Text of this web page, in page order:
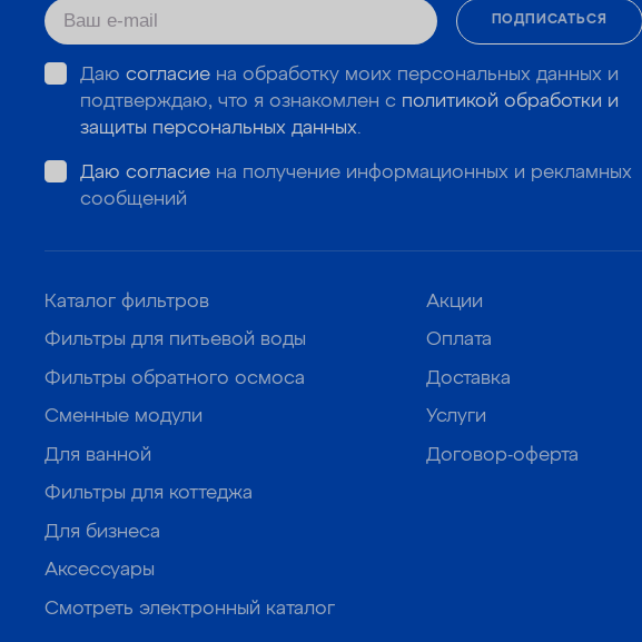
ПОДПИСАТЬСЯ
Даю согласиена обработку моих персональных данных и
подтверждаю, что я ознакомлен с политикой обработки и
защиты персональных данных.
Даю согласиена получение информационных и рекламных
сообщений
Каталог фильтров
Фильтры для питьевой воды
Фильтры обратного осмоса
Сменные модули
Для ванной
Фильтры для коттеджа
Для бизнеса
Аксессуары
Смотреть электронный каталог
Акции
Оплата
Доставка
Услуги
Договор-оферта